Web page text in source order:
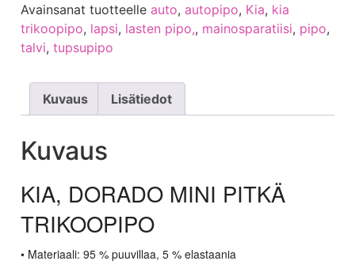
Avainsanat tuotteelle auto, autopipo, Kia, kia
trikoopipo, lapsi, lasten pipo,, mainosparatiisi, pipo,
talvi, tupsupipo
Kuvaus Lisätiedot
Kuvaus
KIA, DORADO MINI PITKÄ
TRIKOOPIPO
• Materiaali: 95 % puuvillaa, 5 % elastaania